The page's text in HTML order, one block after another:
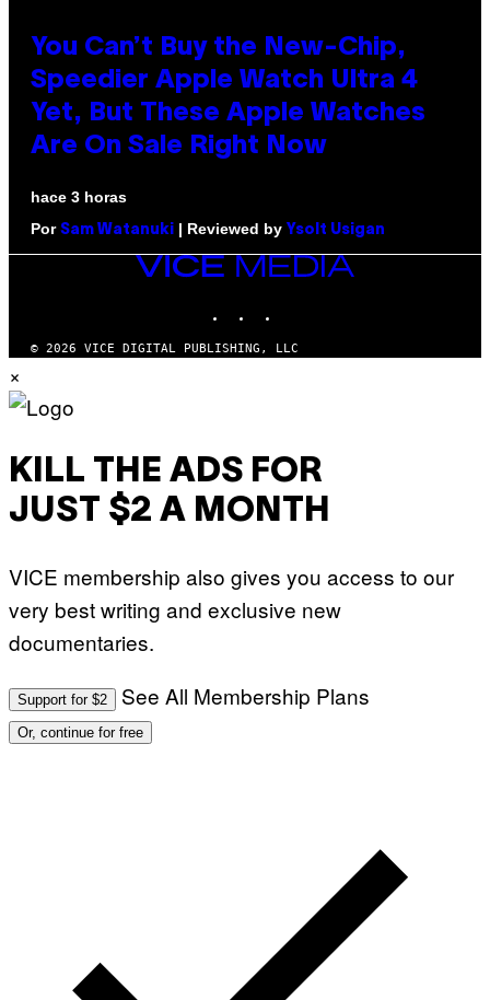
You Can’t Buy the New-Chip,
Speedier Apple Watch Ultra 4
Yet, But These Apple Watches
Are On Sale Right Now
hace 3 horas
Por Sam Watanuki | Reviewed by Ysolt Usigan
VICE
© 2026 VICE DIGITAL PUBLISHING, LLC
×
KILL THE ADS FOR
JUST $2 A MONTH
VICE membership also gives you access to our
very best writing and exclusive new
documentaries.
Support for $2 See All Membership Plans
Or, continue for free